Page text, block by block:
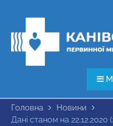
Головна
Новини
Дані станом на